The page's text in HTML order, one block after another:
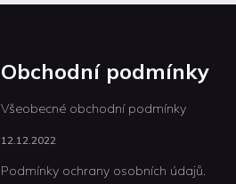
Obchodní podmínky
Všeobecné obchodní podmínky
12.12.2022
Podmínky ochrany osobních údajů.